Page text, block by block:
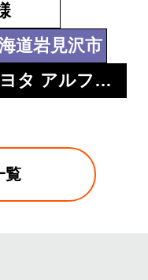
道岩見沢市
トヨタ アルファード
覧